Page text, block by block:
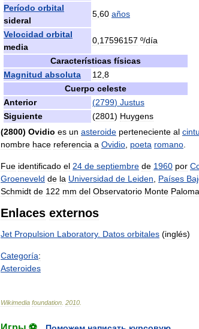
Período orbital
sideral
5 60 años
Velocidad orbital
media
0 17596157 º/día
Características físicas
Magnitud absoluta 12 8
Cuerpo celeste
Anterior
(2799) Justus
Siguiente
(2801) Huygens
(2800) Ovidio es un asteroide perteneciente al
nombre hace referencia a Ovidio poeta romano
Fue identificado el 24 de septiembre de 1960 por
Groeneveld de la Universidad de Leiden Países
Schmidt de 122 mm del Observatorio Monte
Enlaces externos
Jet Propulsion Laboratory. Datos orbitales (inglés)
Categoría:
Asteroides
Wikimedia foundation 2010